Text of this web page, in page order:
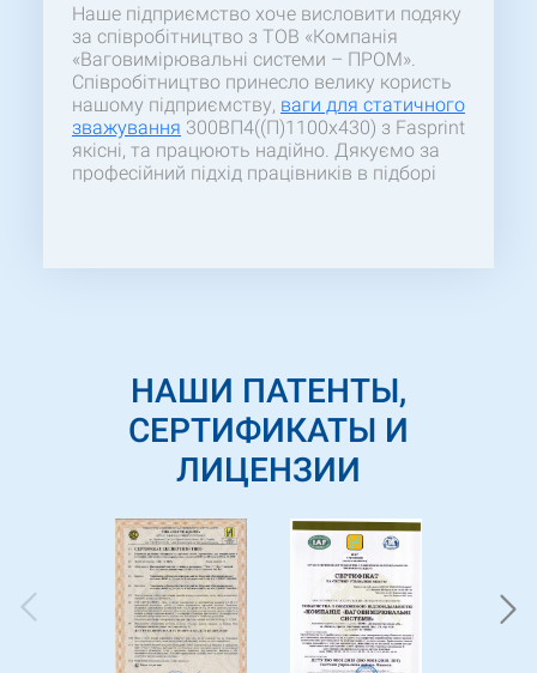
Наше підприємство хоче висловити подяку
за співробітництво з ТОВ «Компанія
«Ваговимірювальні системи – ПРОМ».
Співробітництво принесло велику користь
нашому підприємству, ваги для статичного
зважування 300ВП4((П)1100х430) з Fasprint
якісні, та працюють надійно. Дякуємо за
професійний підхід працівників в підборі
НАШИ ПАТЕНТЫ,
СЕРТИФИКАТЫ И
ЛИЦЕНЗИИ